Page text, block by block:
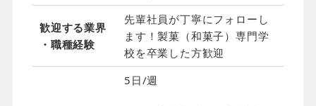
歓迎する業界
・職種経験
先輩社員が丁寧にフォローし
ます！製菓（和菓子）専門学
校を卒業した方歓迎
5日/週